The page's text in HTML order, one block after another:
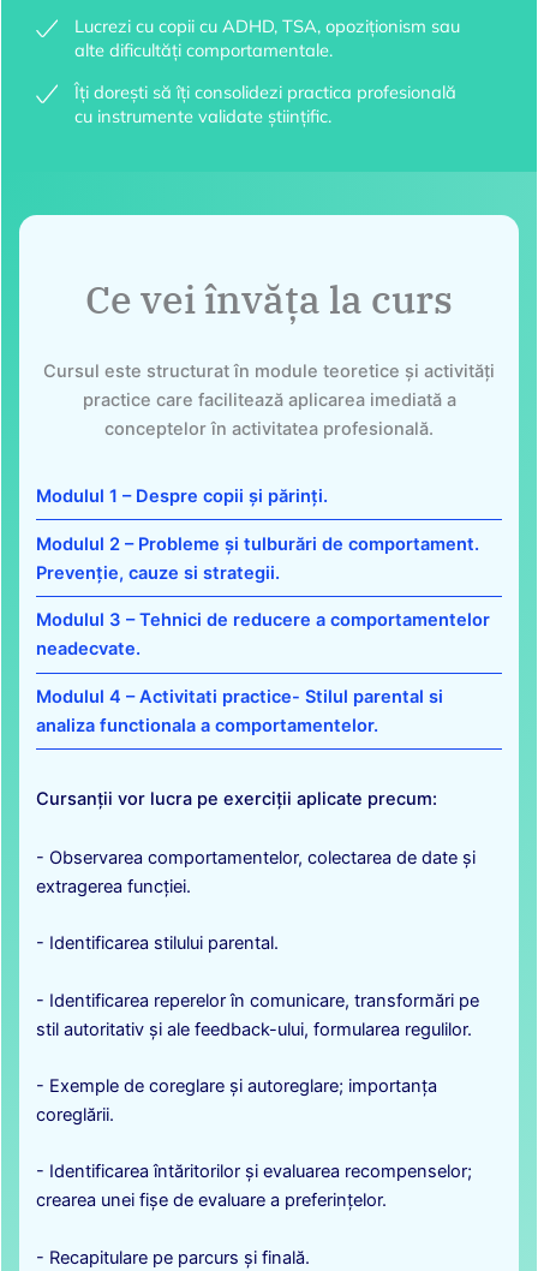
Lucrezi cu copii cu ADHD, TSA, opoziționism sau
alte dificultăți comportamentale.
Îți dorești să îți consolidezi practica profesională
cu instrumente validate științific.
Ce vei învăța la curs
Cursul este structurat în module teoretice și activități
practice care facilitează aplicarea imediată a
conceptelor în activitatea profesională.
Modulul 1 – Despre copii și părinți.
Modulul 2 – Probleme și tulburări de comportament.
Prevenție, cauze si strategii.
Modulul 3 – Tehnici de reducere a comportamentelor
neadecvate.
Modulul 4 – Activitati practice- Stilul parental si
analiza functionala a comportamentelor.
Cursanții vor lucra pe exerciții aplicate precum:
- Observarea comportamentelor, colectarea de date și
extragerea funcției.
- Identificarea stilului parental.
- Identificarea reperelor în comunicare, transformări pe
stil autoritativ și ale feedback-ului, formularea regulilor.
- Exemple de coreglare și autoreglare; importanța
coreglării.
- Identificarea întăritorilor și evaluarea recompenselor;
crearea unei fișe de evaluare a preferințelor.
- Recapitulare pe parcurs și finală.